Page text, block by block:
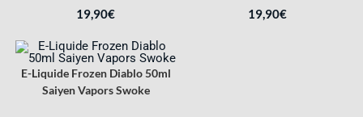
19,90€ 19,90€
E-Liquide Frozen Diablo 50ml
Saiyen Vapors Swoke